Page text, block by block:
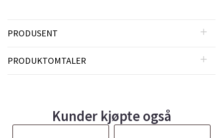
PRODUSENT
PRODUKTOMTALER
Kunder kjøpte også